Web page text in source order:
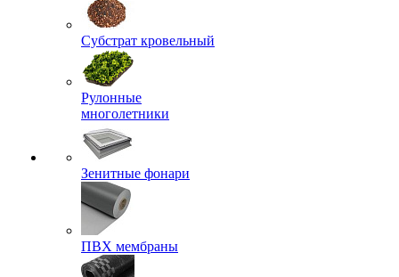
Субстрат кровельный
Рулонные
многолетники
Зенитные фонари
ПВХ мембраны